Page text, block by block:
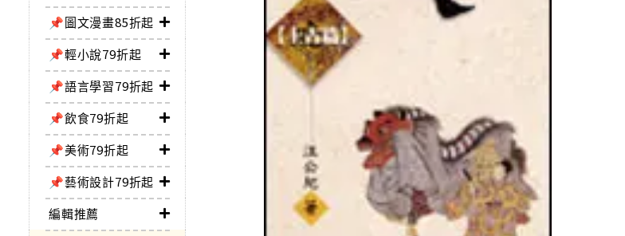
📌圖文漫畫85折起
📌輕小說79折起
📌語言學習79折起
📌飲食79折起
📌美術79折起
📌藝術設計79折起
編輯推薦